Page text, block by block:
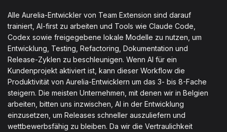
Alle Aurelia-Entwickler von Team Extension sind darauf
trainiert, AI-first zu arbeiten und Tools wie Claude Code,
Codex sowie freigegebene lokale Modelle zu nutzen, um
Entwicklung, Testing, Refactoring, Dokumentation und
Release-Zyklen zu beschleunigen. Wenn AI für ein
Kundenprojekt aktiviert ist, kann dieser Workflow die
Produktivität von Aurelia-Entwicklern um das 3- bis 8-Fache
steigern. Die meisten Unternehmen, mit denen wir in Belgien
arbeiten, bitten uns inzwischen, AI in der Entwicklung
einzusetzen, um Releases schneller auszuliefern und
wettbewerbsfähig zu bleiben. Da wir die Vertraulichkeit